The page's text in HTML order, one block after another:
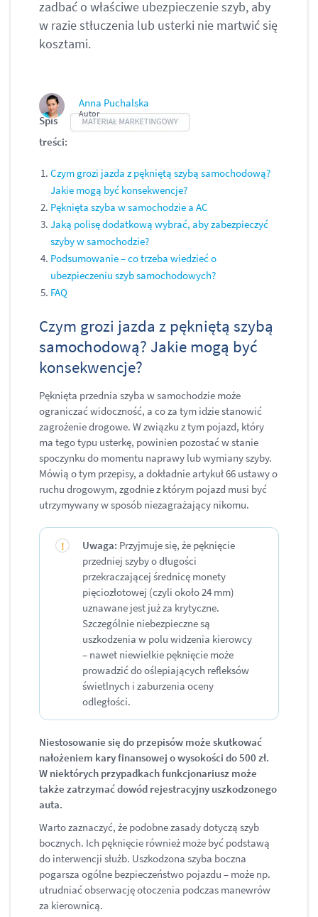
Anna Puchalska
Autor
zadbać o właściwe ubezpieczenie szyb, aby
w razie stłuczenia lub usterki nie martwić się
kosztami.
Spis
treści:
Czym grozi jazda z pękniętą szybą samochodową?
Jakie mogą być konsekwencje?
Pęknięta szyba w samochodzie a AC
Jaką polisę dodatkową wybrać, aby zabezpieczyć
szyby w samochodzie?
Podsumowanie – co trzeba wiedzieć o
ubezpieczeniu szyb samochodowych?
FAQ
Czym grozi jazda z pękniętą szybą
samochodową? Jakie mogą być
konsekwencje?
Pęknięta przednia szyba w samochodzie może
ograniczać widoczność, a co za tym idzie stanowić
zagrożenie drogowe. W związku z tym pojazd, który
ma tego typu usterkę, powinien pozostać w stanie
spoczynku do momentu naprawy lub wymiany szyby.
Mówią o tym przepisy, a dokładnie artykuł 66 ustawy o
ruchu drogowym, zgodnie z którym pojazd musi być
utrzymywany w sposób niezagrażający nikomu.
Uwaga: Przyjmuje się, że pęknięcie
przedniej szyby o długości
przekraczającej średnicę monety
pięciozłotowej (czyli około 24 mm)
uznawane jest już za krytyczne.
Szczególnie niebezpieczne są
uszkodzenia w polu widzenia kierowcy
– nawet niewielkie pęknięcie może
prowadzić do oślepiających refleksów
świetlnych i zaburzenia oceny
odległości.
Niestosowanie się do przepisów może skutkować
nałożeniem kary finansowej o wysokości do 500 zł.
W niektórych przypadkach funkcjonariusz może
także zatrzymać dowód rejestracyjny uszkodzonego
auta.
Warto zaznaczyć, że podobne zasady dotyczą szyb
bocznych. Ich pęknięcie również może być podstawą
do interwencji służb. Uszkodzona szyba boczna
pogarsza ogólne bezpieczeństwo pojazdu – może np.
utrudniać obserwację otoczenia podczas manewrów
za kierownicą.